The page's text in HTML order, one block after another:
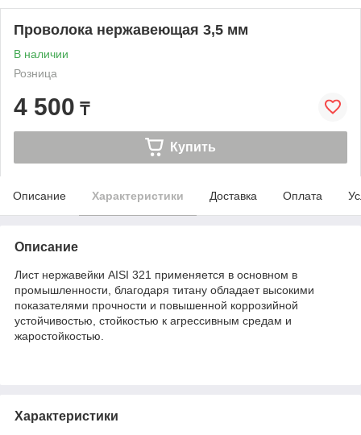
Проволока нержавеющая 3,5 мм
В наличии
Розница
4 500 ₸
Купить
Описание Характеристики Доставка Оплата
Описание
Лист нержавейки AISI 321 применяется в основном в
промышленности, благодаря титану обладает высокими
показателями прочности и повышенной коррозийной
устойчивостью, стойкостью к агрессивным средам и
жаростойкостью.
Характеристики